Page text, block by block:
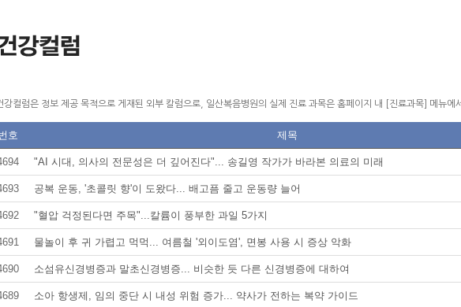
강컬럼은 정보 제공 목적으로 게재된 외부 칼럼으로, 일산복음병원의 실제 진료 과목은 홈페이지 내 [진료과목] 메뉴에
호 제목
"AI 시대, 의사의 전문성은 더 깊어진다"... 송길영 작가가 바라본 의료의 미래
공복 운동, '초콜릿 향'이 도왔다... 배고픔 줄고 운동량 늘어
"혈압 걱정된다면 주목"...칼륨이 풍부한 과일 5가지
물놀이 후 귀 가렵고 먹먹... 여름철 '외이도염', 면봉 사용 시 증상 악화
소섬유신경병증과 말초신경병증... 비슷한 듯 다른 신경병증에 대하여
소아 항생제, 임의 중단 시 내성 위험 증가... 약사가 전하는 복약 가이드